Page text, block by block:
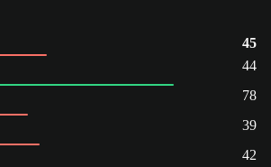
45
44
78
39
42